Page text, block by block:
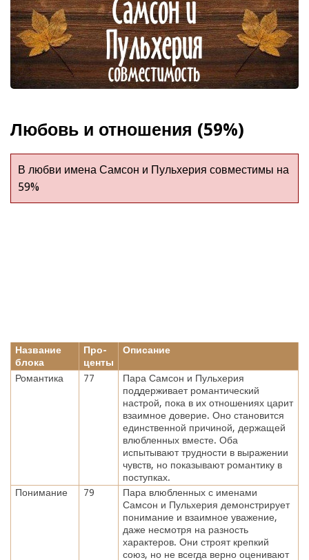
Любовь и отношения (59%)
В любви имена Самсон и Пульхерия совместимы на
59%
Название
блока
Про-
центы
Описание
Романтика 77
Пара Самсон и Пульхерия
поддерживает романтический
настрой, пока в их отношениях царит
взаимное доверие. Оно становится
единственной причиной, держащей
влюбленных вместе. Оба
испытывают трудности в выражении
чувств, но показывают романтику в
поступках.
Понимание
79
Пара влюбленных с именами
Самсон и Пульхерия демонстрирует
понимание и взаимное уважение,
даже несмотря на разность
характеров. Они строят крепкий
союз, но не всегда верно оценивают